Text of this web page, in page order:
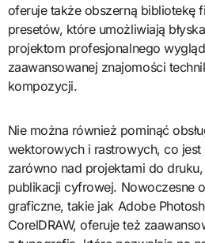
oferuje także obszerną bibliotekę
presetów, które umożliwiają
projektom profesjonalnego
zaawansowanej znajomości
kompozycji.
Nie można również pominąć
wektorowych i rastrowych, co
zarówno nad projektami do
publikacji cyfrowej. Nowoczesne
graficzne, takie jak Adobe
CorelDRAW, oferuje też